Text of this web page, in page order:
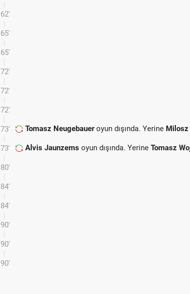
62'
65'
65'
72'
72'
72'
73' Tomasz Neugebaueroyun dışında. Yerine Milosz
73' Alvis Jaunzems oyun dışında. Yerine Tomasz
80'
84'
84'
90'
90'
90'